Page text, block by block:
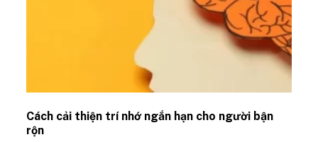
Cách cải thiện trí nhớ ngắn hạn cho người bận
rộn